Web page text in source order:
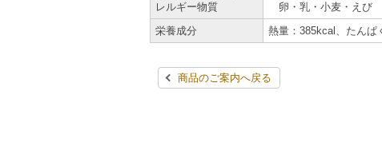
レルギー物質
卵・乳・小麦・えび
栄養成分
熱量：385kcal、たんぱ
商品のご案内へ戻る